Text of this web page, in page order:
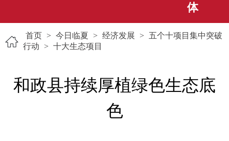
体
首页 > 今日临夏 > 经济发展 > 五个十项目集中突破
行动 > 十大生态项目
和政县持续厚植绿色生态底
色